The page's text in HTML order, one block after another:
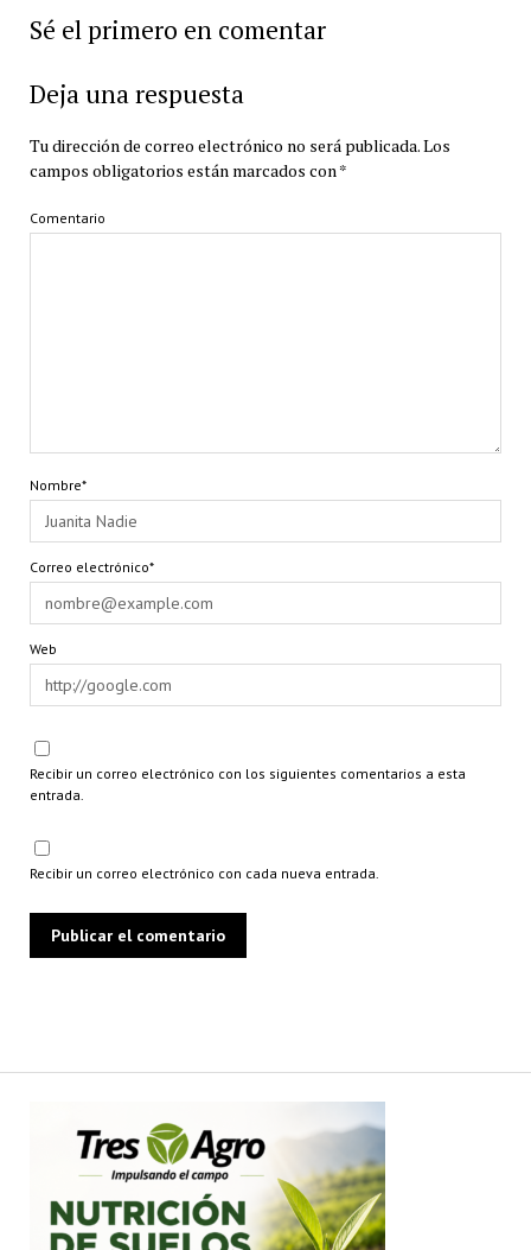
Sé el primero en comentar
Deja una respuesta
Tu dirección de correo electrónico no será publicada.Los
campos obligatorios están marcados con *
Comentario
Nombre*
Correo electrónico*
Web
Recibir un correo electrónico con los siguientes comentarios a esta
entrada.
Recibir un correo electrónico con cada nueva entrada.